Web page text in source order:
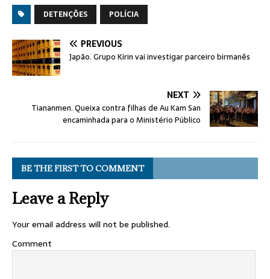
DETENÇÕES POLÍCIA
PREVIOUS
Japão. Grupo Kirin vai investigar parceiro birmanês
NEXT
Tiananmen. Queixa contra filhas de Au Kam San
encaminhada para o Ministério Público
BE THE FIRST TO COMMENT
Leave a Reply
Your email address will not be published.
Comment